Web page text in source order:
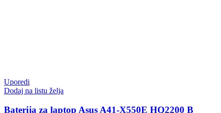
Uporedi
Dodaj na listu želja
Baterija za laptop Asus A41-X550E HQ2200 B